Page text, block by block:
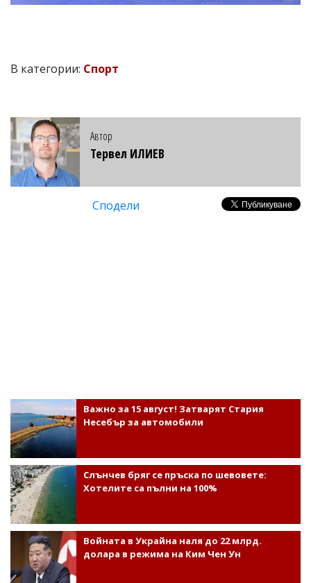
В категории: Спорт
Автор
Тервел ИЛИЕВ
Сподели
Важно за 15 август! Затварят Стария
Несебър за автомобили
Слънчев бряг се пръска по шевовете:
Хотелите са пълни на 100%
Войната в Украйна наля до 22 млрд.
долара в режима на Ким Чен Ун